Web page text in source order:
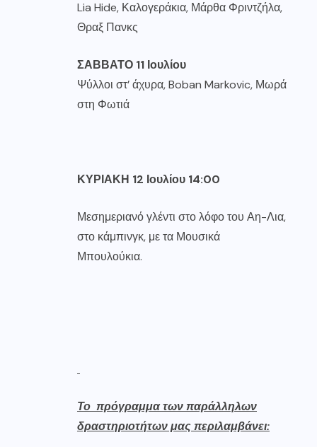
Lia Hide, Καλογεράκια, Μάρθα Φριντζήλα,
Θραξ Πανκς
ΣΑΒΒΑΤΟ 11 Ιουλίου
Ψύλλοι στ’ άχυρα, Boban Markovic, Μωρά
στη Φωτιά
ΚΥΡΙΑΚΗ 12 Ιουλίου 14:00
Μεσημεριανό γλέντι στο λόφο του Αη-Λια,
στο κάμπινγκ, με τα Μουσικά
Μπουλούκια.
Το πρόγραμμα των παράλληλων
δραστηριοτήτων μας περιλαμβάνει: